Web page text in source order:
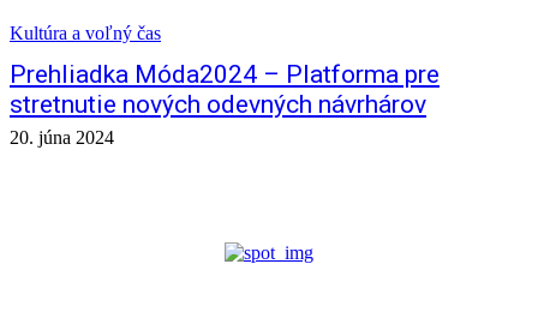
Kultúra a voľný čas
Prehliadka Móda2024 – Platforma pre
stretnutie nových odevných návrhárov
20. júna 2024